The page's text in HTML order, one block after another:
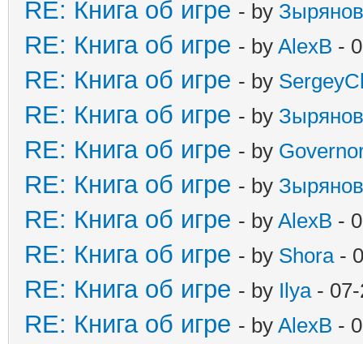
RE: Книга об игре - by Зырянов
RE: Книга об игре - by AlexB -
RE: Книга об игре - by
RE: Книга об игре - by Зырянов
RE: Книга об игре - by
RE: Книга об игре - by Зырянов
RE: Книга об игре - by AlexB -
RE: Книга об игре - by Shora-
RE: Книга об игре - by Ilya- 07-
RE: Книга об игре - by AlexB -